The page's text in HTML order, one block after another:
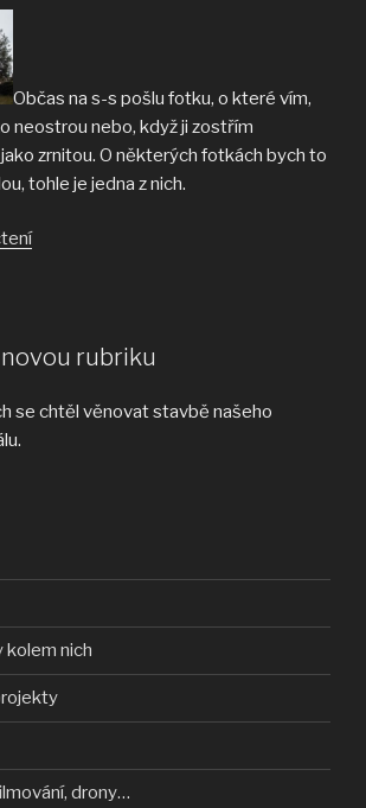
Občas na s-s pošlu fotku, o které vím,
neostrou nebo, když ji zostřím
zrnitou. O některých fotkách bych to
tohle je jedna z nich.
„Jak
rubriku
se chtěl věnovat stavbě našeho
kolem nich
drony…